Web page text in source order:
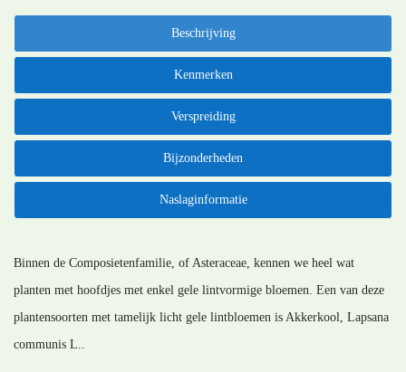
Beschrijving
Kenmerken
Verspreiding
Bijzonderheden
Naslaginformatie
Binnen de Composietenfamilie, of Asteraceae, kennen we heel wat
planten met hoofdjes met enkel gele lintvormige bloemen. Een van deze
plantensoorten met tamelijk licht gele lintbloemen is Akkerkool, Lapsana
communis L..